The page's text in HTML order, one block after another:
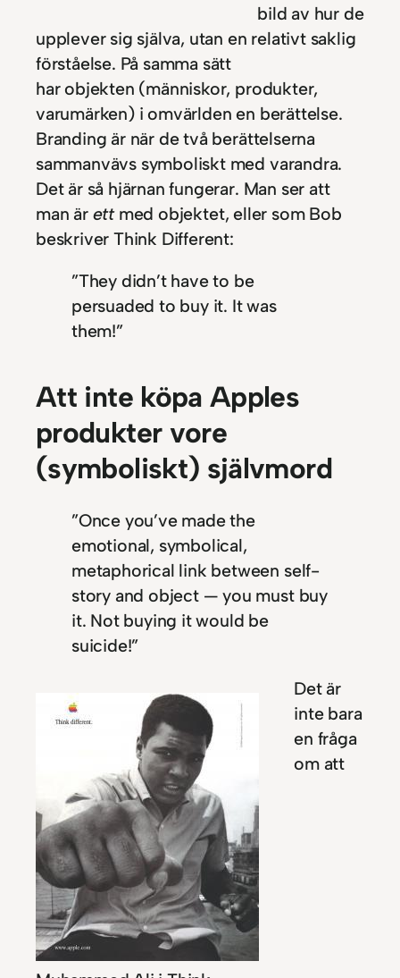
bild av hur de
upplever sig själva, utan en relativt saklig
förståelse. På samma sätt
har objekten (människor, produkter,
varumärken) i omvärlden en berättelse.
Branding är när de två berättelserna
sammanvävs symboliskt med varandra.
Det är så hjärnan fungerar. Man ser att
man är ett med objektet, eller som Bob
beskriver Think Different:
”They didn’t have to be
persuaded to buy it. Itwas
them!”
Att inte köpa Apples
produkter vore
(symboliskt) självmord
”Once you’ve made the
emotional, symbolical,
metaphorical link between self-
story and object — you must buy
it. Not buying it would be
suicide!”
Det är
inte bara
en fråga
om att